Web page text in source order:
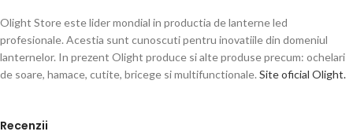
Olight Store este lider mondial in productia de lanterne led
profesionale. Acestia sunt cunoscuti pentru inovatiile din domeniul
lanternelor. In prezent Olight produce si alte produse precum: ochelari
de soare, hamace, cutite, bricege si multifunctionale. Site oficial Olight.
Recenzii